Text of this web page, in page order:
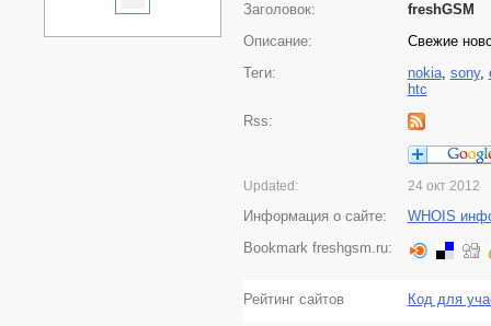
Заголовок:
freshGSM
Описание:
Свежие
Теги:
nokia, sony,
htc
Rss:
Updated: 24 окт 2012
Информация о сайте:
WHOIS
Bookmark freshgsm.ru:
Рейтинг сайтов Код для